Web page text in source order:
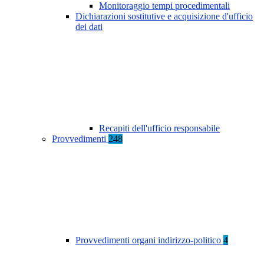
Monitoraggio tempi procedimentali
Dichiarazioni sostitutive e acquisizione d'ufficio
dei dati
Recapiti dell'ufficio responsabile
Provvedimenti 248
Provvedimenti organi indirizzo-politico 4